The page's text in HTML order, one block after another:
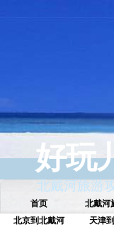
好玩
北戴河旅游
首页 北戴河
北京到北戴河
天津